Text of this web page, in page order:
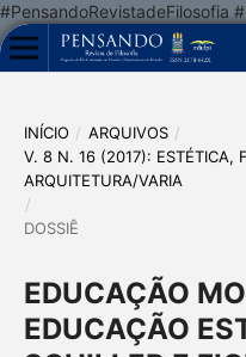
#PensandoRevistadeFilosofia
INÍCIO / ARQUIVOS /
V. 8 N. 16 (2017): ESTÉTICA,
ARQUITETURA/VARIA
/
DOSSIÊ
EDUCAÇÃO
EDUCAÇÃO